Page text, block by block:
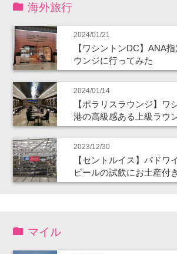
海外旅行
2024/01/21
【ワシントンDC】ANA
ウンジに行ってみた
2024/01/14
【ポラリスラウンジ】ワ
港の高級感ある上級ラウ
2023/12/30
【セントルイス】バドワ
ビールの試飲にお土産付
マイル